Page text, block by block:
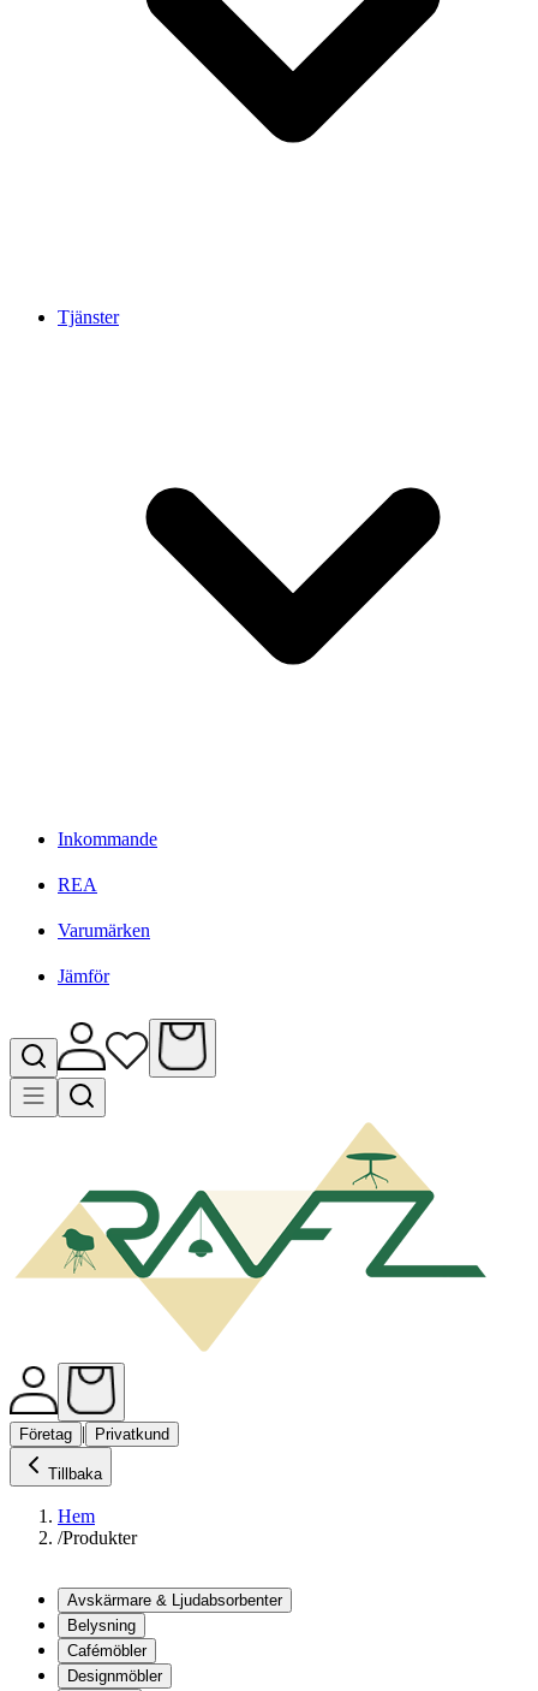
Tjänster
Inkommande
REA
Varumärken
Jämför
Företag | Privatkund
Tillbaka
Hem
/Produkter
Avskärmare & Ljudabsorbenter
Belysning
Cafémöbler
Designmöbler